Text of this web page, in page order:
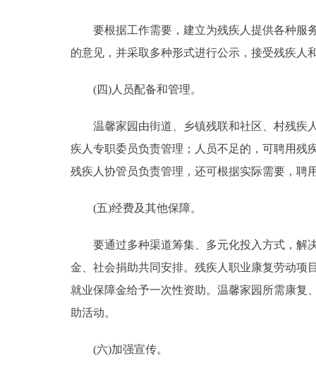
要根据工作需要，建立为残疾人提供各种服务
的意见，并采取多种形式进行公示，接受残疾
(四)人员配备和管理。
温馨家园由街道、乡镇残联和社区、村残疾人
疾人专职委员负责管理；人员不足的，可聘用残
残疾人协管员负责管理，还可根据实际需要，
(五)经费及其他保障。
要通过多种渠道筹集、多元化投入方式，解决
金、社会捐助共同安排。残疾人职业康复劳动项
就业保障金给予一次性资助。温馨家园所需康复
助活动。
(六)加强宣传。